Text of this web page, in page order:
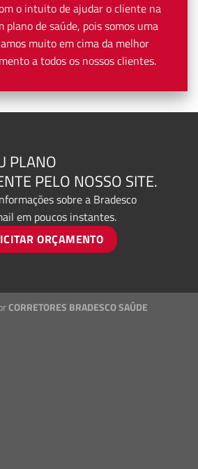
o intuito de ajudar o cliente na
de saúde, pois somos uma
muito em cima da melhor
a todos os nossos clientes.
PLANO
PELO NOSSO SITE.
sobre a Bradesco
em poucos instantes.
ORÇAMENTO
CORRETORES BRADESCO SAÚDE